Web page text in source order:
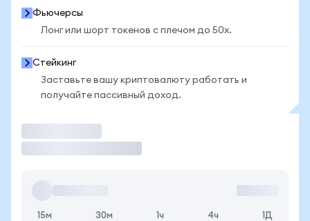
Фьючерсы
Лонг или шорт токенов с плечом до 50x.
Стейкинг
Заставьте вашу криптовалюту работать и
получайте пассивный доход.
15м 30м 1ч 4ч 1Д